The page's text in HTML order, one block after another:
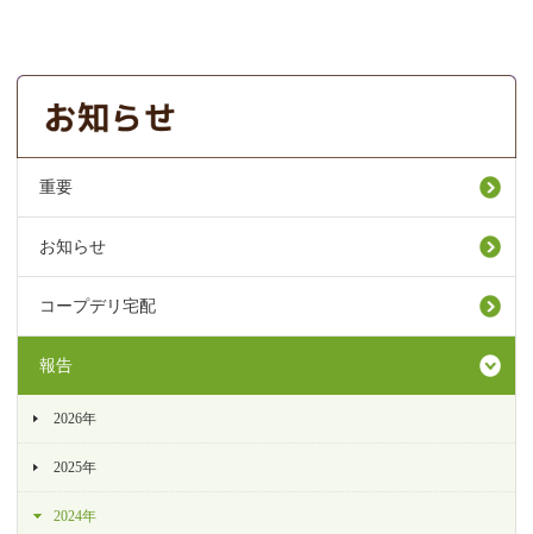
重要
お知らせ
コープデリ宅配
報告
2026年
2025年
2024年